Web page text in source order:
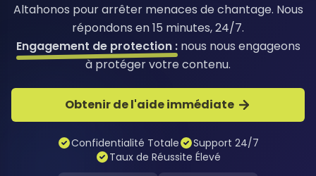
Altahonos pour arrêter menaces de chantage. Nous
répondons en 15 minutes, 24/7.
Engagement de protection :nous nous engageons
à protéger votre contenu.
Obtenir de l'aide immédiate
Confidentialité Totale
Support 24/7
Taux de Réussite Élevé